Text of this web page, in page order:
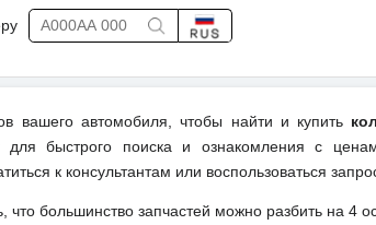
вашего автомобиля, чтобы найти и купить
для быстрого поиска и ознакомления с
к консультантам или воспользоваться
что большинство запчастей можно разбить на 4